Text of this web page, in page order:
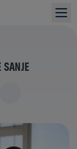
SANJE